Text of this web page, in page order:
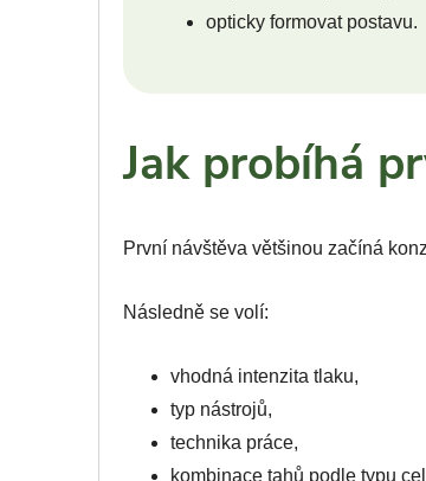
opticky formovat postavu.
Jak probíhá
První návštěva většinou začíná
Následně se volí:
vhodná intenzita tlaku,
typ nástrojů,
technika práce,
kombinace tahů podle typu